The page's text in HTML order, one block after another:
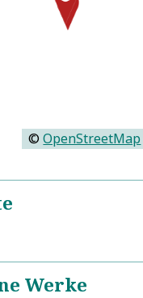
©OpenStreetMap
Werke